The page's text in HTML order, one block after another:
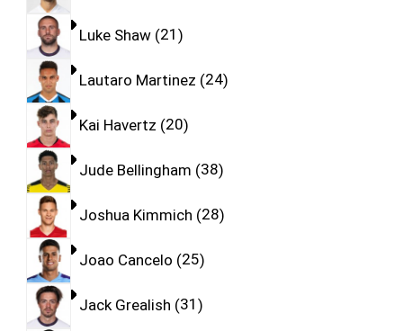
Luke Shaw 21
Lautaro Martinez 24
Kai Havertz 20
Jude Bellingham 38
Joshua Kimmich 28
Joao Cancelo 25
Jack Grealish 31